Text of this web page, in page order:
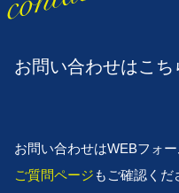
お問い合わせはこち
お問い合わせはWEBフォ
ご質問ページもご確認くだ